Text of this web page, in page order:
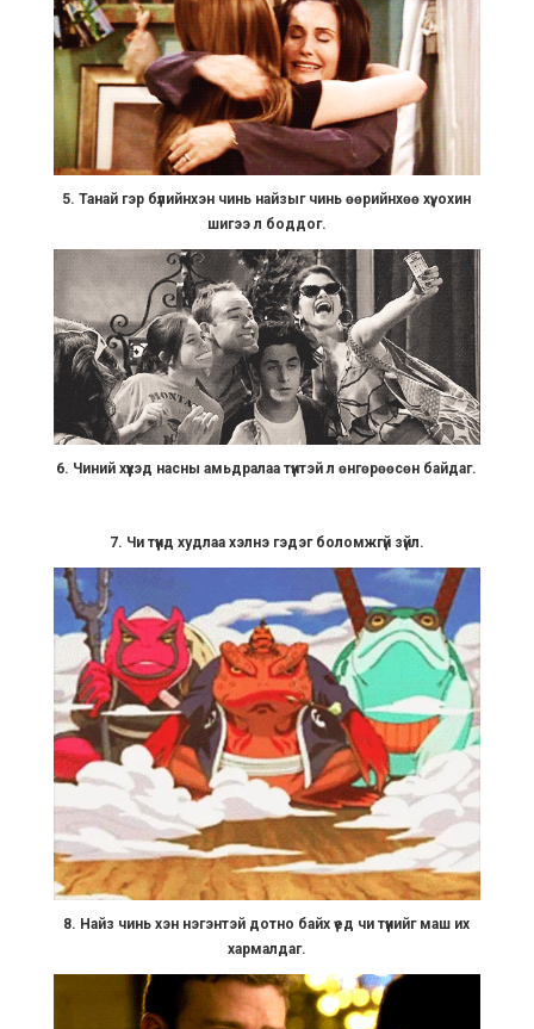
5. Танай гэр бүлийнхэн чинь найзыг чинь өөрийнхөө хүү, охин
шигээ л боддог.
6. Чиний хүүхэд насны амьдралаа түүнтэй л өнгөрөөсөн байдаг.
7. Чи түүнд худлаа хэлнэ гэдэг боломжгүй зүйл.
8. Найз чинь хэн нэгэнтэй дотно байх үед чи түүнийг маш их
хармалдаг.